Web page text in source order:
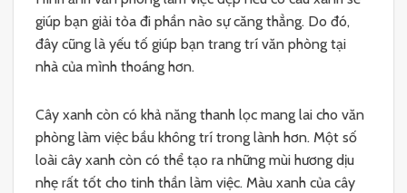
giúp bạn giải tỏa đi phần nào sự căng thẳng. Do đó,
đây cũng là yếu tố giúp bạn trang trí văn phòng tại
nhà của mình thoáng hơn.
Cây xanh còn có khả năng thanh lọc mang lai cho văn
phòng làm việc bầu không trí trong lành hơn. Một số
loài cây xanh còn có thể tạo ra những mùi hương dịu
nhẹ rất tốt cho tinh thần làm việc. Màu xanh của cây